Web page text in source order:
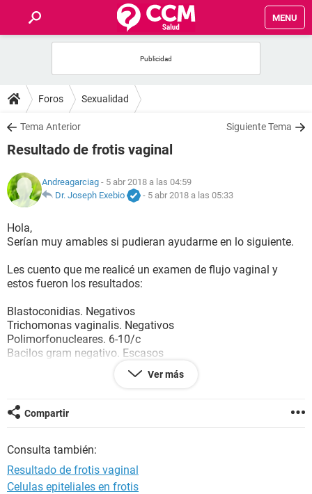
MENU
FOROS
SALUD
NUTRICIÓN
BIENESTAR
SEXUALIDAD
Foros Sexualidad
Tema Anterior Siguiente Tema
Resultado de frotis vaginal
Andreagarciag - 5 abr 2018 a las 04:59
Dr. Joseph Exebio
- 5 abr 2018 a las 05:33
Hola,
Serían muy amables si pudieran ayudarme en lo siguiente.
Les cuento que me realicé un examen de flujo vaginal y
estos fueron los resultados:
Blastoconidias. Negativos
Trichomonas vaginalis. Negativos
Polimorfonucleares. 6-10/c
Bacilos gram negativo. Escasos
Gracias ....
Ver más
Compartir
Consulta también:
Resultado de frotis vaginal
Celulas epiteliales en frotis